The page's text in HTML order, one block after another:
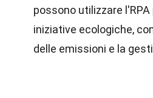
possono utilizzare
iniziative ecologiche,
delle emissioni e la